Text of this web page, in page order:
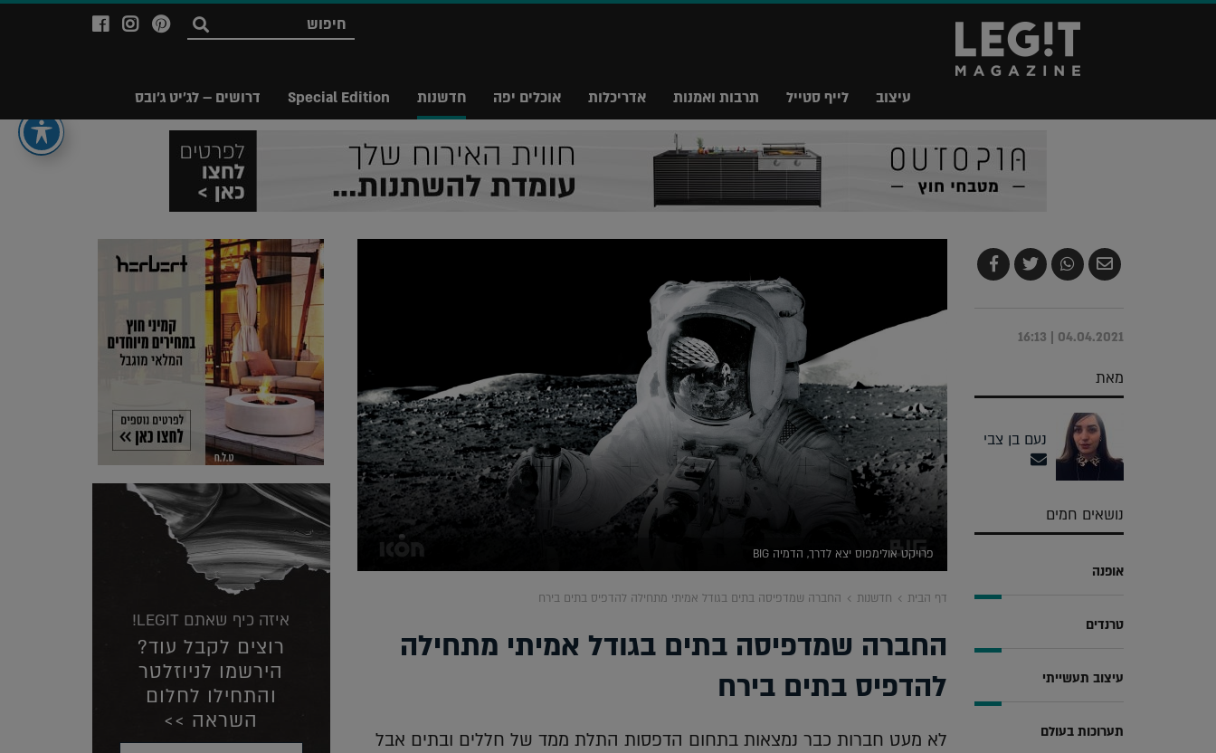
עיצוב לייף סטייל תרבות ואמנות אדריכלות אוכלים יפה חדשנות Special Edition דרושים – לג'יט ג'ובס
חפש
לעמוד
של
לעמוד
לג'יט
Legit
פרויקט אולימפוס יצא לדרך, הדמיה BIG
דף הבית חדשנות החברה שמדפיסה בתים בגודל אמיתי מתחילה להדפיס בתים בירח
החברה שמדפיסה בתים בגודל אמיתי מתחילה
להדפיס בתים בירח
לא מעט חברות כבר נמצאות בתחום הדפסות התלת ממד של חללים ובתים אבל
שלח
בדואר
שתף
ב-
צייץ
ב-
שתף
ב-
04.04.2021 | 16:13
מאת
נעם בן צבי
נושאים חמים
אופנה
טרנדים
עיצוב תעשייתי
תערוכות בעולם
איזה כיף שאתם LEGIT!
רוצים לקבל עוד?
הירשמו לניוזלטר
והתחילו לחלום
השראה >>